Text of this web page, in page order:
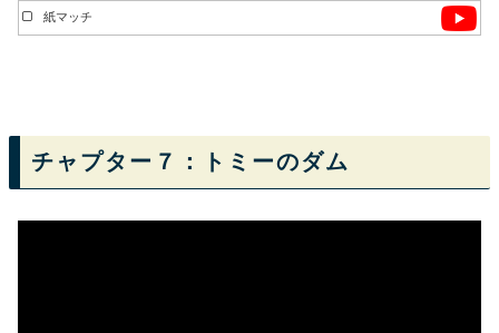
紙マッチ
チャプター７：トミーのダム